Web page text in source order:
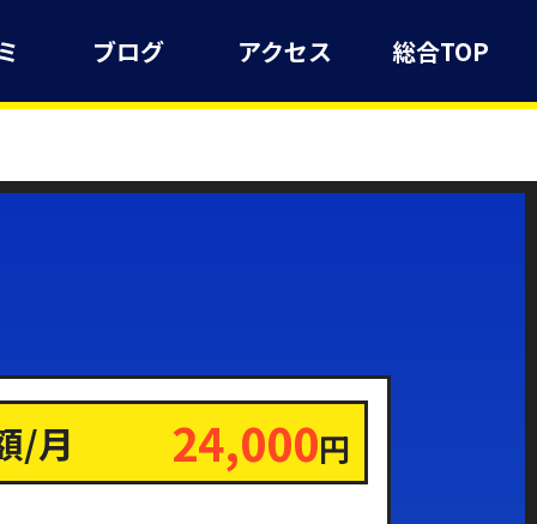
ブログ アクセス 総合TOP
/月 24,000円